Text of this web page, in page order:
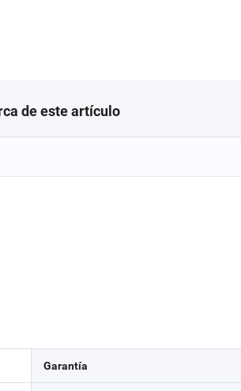
de este artículo
Garantía